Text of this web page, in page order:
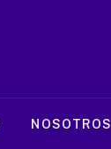
NOSOTROS